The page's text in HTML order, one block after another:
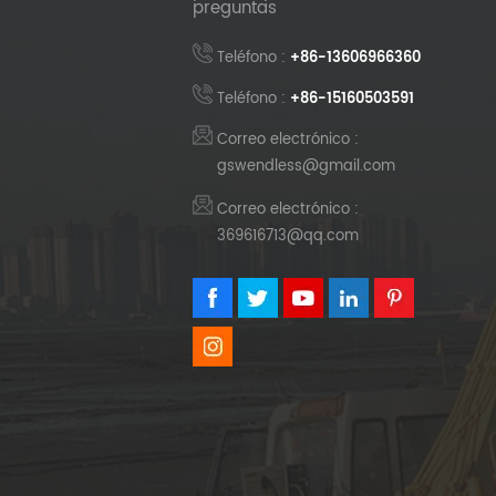
preguntas
Teléfono : +86-13606966360
Teléfono : +86-15160503591
Correo electrónico :
gswendless@gmail.com
Correo electrónico :
369616713@qq.com